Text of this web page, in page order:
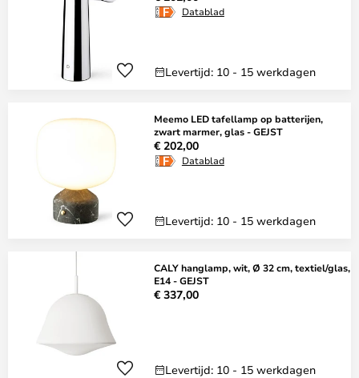
Datablad
Levertijd: 10 - 15 werkdagen
Meemo LED tafellamp op batterijen,
zwart marmer, glas - GEJST
€ 202,00
Datablad
Levertijd: 10 - 15 werkdagen
CALY hanglamp, wit, Ø 32 cm, textiel/glas,
E14 - GEJST
€ 337,00
Levertijd: 10 - 15 werkdagen